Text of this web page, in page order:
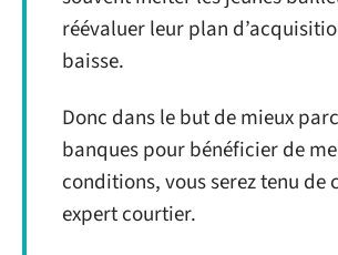
réévaluer leur plan
baisse.
Donc dans le but de mieux
banques pour bénéficier de
conditions, vous serez tenu de
expert courtier.